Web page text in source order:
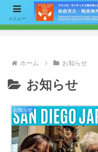
【お知らせ】ニュースレターの
リックして「お問い合わせ」
ホーム お知らせ
お知らせ
お知らせ
メニュー